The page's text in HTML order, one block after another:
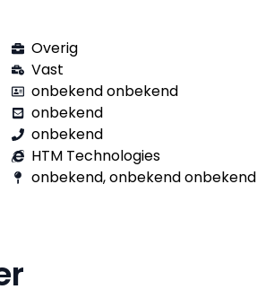
Overig
Vast
onbekend onbekend
onbekend
onbekend
HTM Technologies
onbekend, onbekend onbekend